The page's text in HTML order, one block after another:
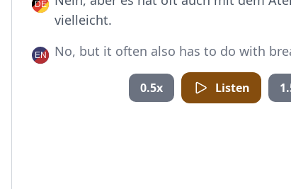
vielleicht.
No, but it often also has to do with
0.5x Listen